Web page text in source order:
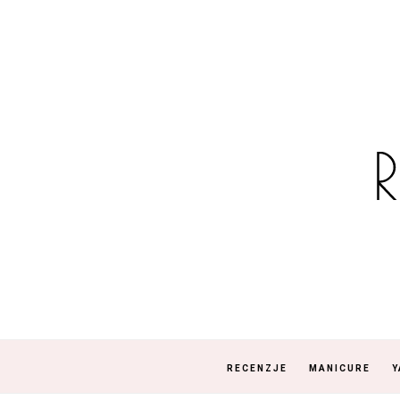
RECENZJE MANICURE